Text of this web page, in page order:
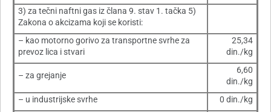
3) za tečni naftni gas iz člana 9. stav 1. tačka 5)
Zakona o akcizama koji se koristi:
– kao motorno gorivo za transportne svrhe za
prevoz lica i stvari
25,34
din./kg
– za grejanje
6,60
din./kg
– u industrijske svrhe
0 din./kg